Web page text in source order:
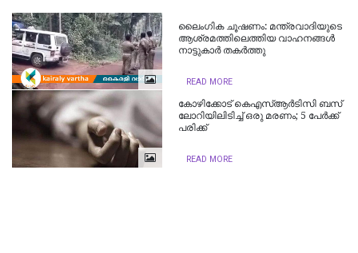
ലൈംഗിക ചൂഷണം: മന്ത്രവാദിയുടെ
ആശ്രമത്തിലെത്തിയ വാഹനങ്ങൾ
നാട്ടുകാർ തകർത്തു
READ MORE
കോ​ഴി​ക്കോ​ട് കെ​എ​സ്ആ​ര്‍​ടി​സി ബ​സ്
ലോ​റി​യി​ലി​ടി​ച്ച് ഒ​രു മരണം; 5 പേർക്ക്
പരിക്ക്
READ MORE